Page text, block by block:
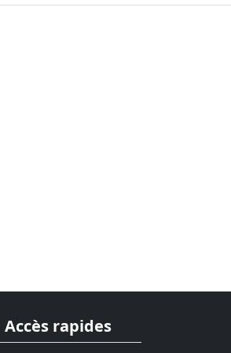
Accès rapides